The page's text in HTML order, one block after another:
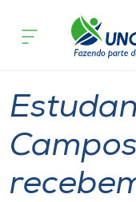
Cursos
Pesquisa
Atendimento ao
acontece